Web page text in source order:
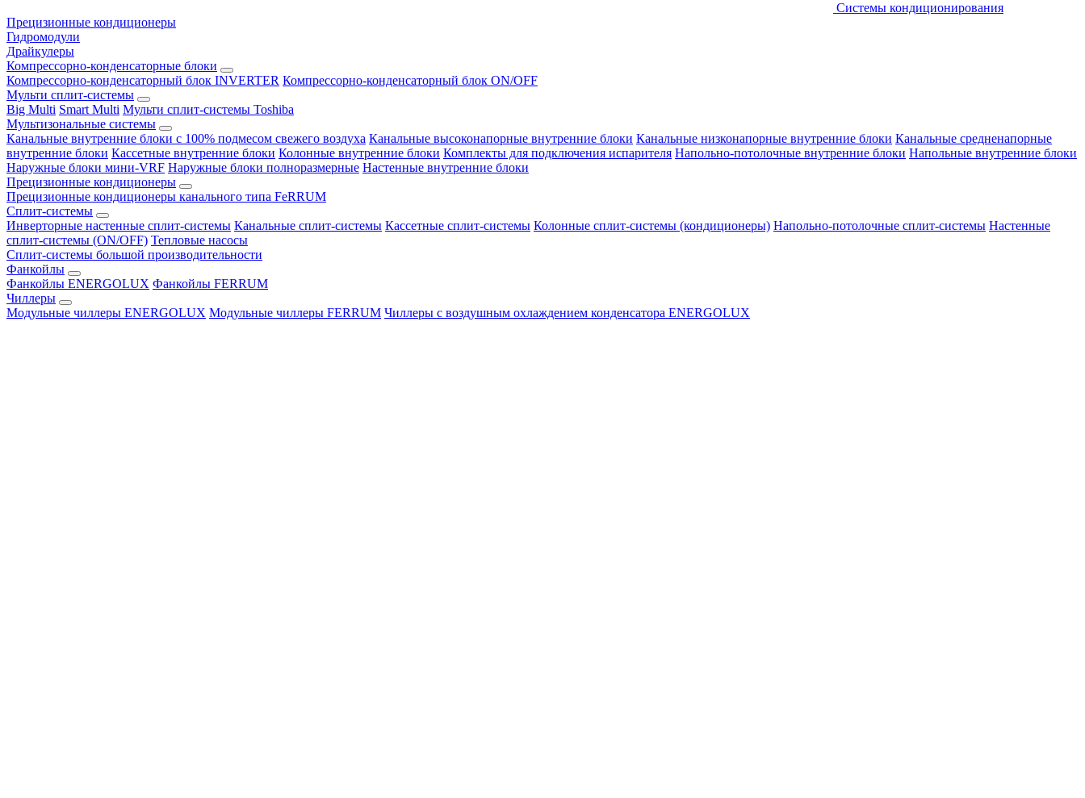
Системы кондиционирования
Прецизионные кондиционеры
Гидромодули
Драйкулеры
Компрессорно-конденсаторные блоки
Компрессорно-конденсаторный блок INVERTER Компрессорно-конденсаторный блок ON/OFF
Мульти сплит-системы
Big Multi Smart Multi Мульти сплит-системы Toshiba
Мультизональные системы
Канальные внутренние блоки с 100% подмесом свежего воздуха Канальные высоконапорные внутренние блоки Канальные низконапорные внутренние блоки Канальные средненапорные
внутренние блоки Кассетные внутренние блоки Колонные внутренние блоки Комплекты для подключения испарителя Напольно-потолочные внутренние блоки Напольные внутренние блоки
Наружные блоки мини-VRF Наружные блоки полноразмерные Настенные внутренние блоки
Прецизионные кондиционеры
Прецизионные кондиционеры канального типа FeRRUM
Сплит-системы
Инверторные настенные сплит-системы Канальные сплит-системы Кассетные сплит-системы Колонные сплит-системы (кондиционеры) Напольно-потолочные сплит-системы Настенные
сплит-системы (ON/OFF) Тепловые насосы
Сплит-системы большой производительности
Фанкойлы
Фанкойлы ENERGOLUX Фанкойлы FERRUM
Чиллеры
Модульные чиллеры ENERGOLUX Модульные чиллеры FERRUM Чиллеры с воздушным охлаждением конденсатора ENERGOLUX